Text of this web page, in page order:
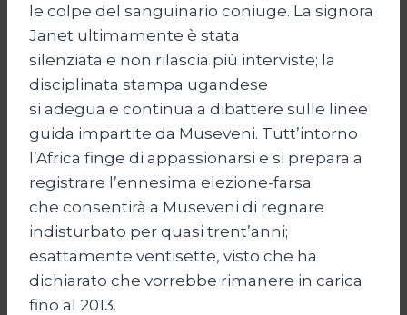
le colpe del sanguinario coniuge. La signora
Janet ultimamente è stata
silenziata e non rilascia più interviste; la
disciplinata stampa ugandese
si adegua e continua a dibattere sulle linee
guida impartite da Museveni. Tutt’intorno
l’Africa finge di appassionarsi e si prepara a
registrare l’ennesima elezione-farsa
che consentirà a Museveni di regnare
indisturbato per quasi trent’anni;
esattamente ventisette, visto che ha
dichiarato che vorrebbe rimanere in carica
fino al 2013.